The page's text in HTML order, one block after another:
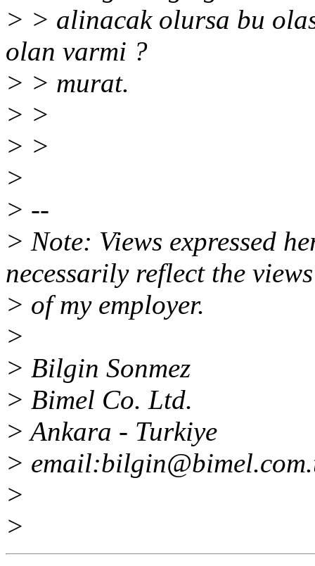
> > alinacak olursa bu
olan varmi ?
> > murat.
> >
> >
>
> --
> Note: Views expressed
necessarily reflect the views
> of my employer.
>
> Bilgin Sonmez
> Bimel Co. Ltd.
> Ankara - Turkiye
>
>
>